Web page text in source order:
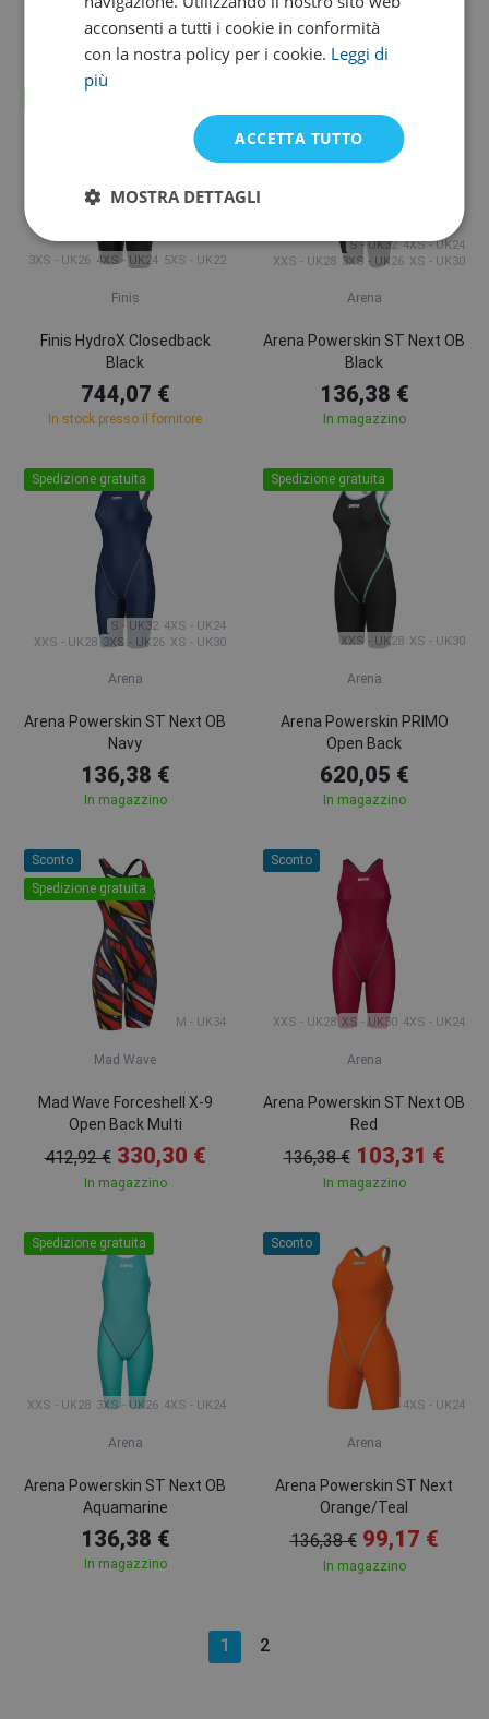
744,07 €
In stock presso il fornitore
744,07 €
In stock presso il fornitore
3XS - UK26 4XS - UK24 5XS - UK22
Finis
Finis HydroX Closedback
Black
744,07 €
In stock presso il fornitore
XXS - UK28 3XS - UK26 XS - UK30
S - UK32 4XS - UK24
Arena
Arena Powerskin ST Next OB
Black
136,38 €
In magazzino
Spedizione gratuita
XXS - UK28 3XS - UK26 XS - UK30
S - UK32 4XS - UK24
Arena
Arena Powerskin ST Next OB
Navy
136,38 €
In magazzino
Spedizione gratuita
XXS - UK28 XS - UK30
Arena
Arena Powerskin PRIMO
Open Back
620,05 €
In magazzino
Sconto
Spedizione gratuita
M - UK34
Mad Wave
Mad Wave Forceshell X-9
Open Back Multi
412,92 € 330,30 €
In magazzino
Sconto
XXS - UK28 XS - UK30 4XS - UK24
Arena
Arena Powerskin ST Next OB
Red
136,38 € 103,31 €
In magazzino
Spedizione gratuita
XXS - UK28 3XS - UK26 4XS - UK24
Arena
Arena Powerskin ST Next OB
Aquamarine
136,38 €
In magazzino
Sconto
4XS - UK24
Arena
Arena Powerskin ST Next
Orange/Teal
136,38 € 99,17 €
In magazzino
1 2
acconsenti a tutti i cookie in conformità
con la nostra policy per i cookie. Leggi di
più
ACCETTA TUTTO
MOSTRA DETTAGLI